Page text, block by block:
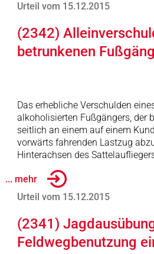
Urteil vom 15.12.2015
(2342)
betrunkenen
Das erhebliche Verschulden
alkoholisierten Fußgängers, der
seitlich an einem auf einem
vorwärts fahrenden Lastzug
Hinterachsen des
... mehr
Urteil vom 15.12.2015
(2341)
Feldwegbenutzung